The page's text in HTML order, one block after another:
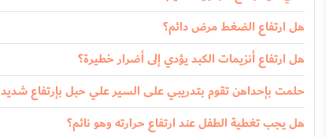
هل ارتفاع الضغط مرض دائم؟
هل ارتفاع أنزيمات الكبد يؤدي إلى أضرار خطيرة؟
حلمت بإحداهن تقوم بتدريبي على السير علي حبل بإرتفاع شديد
هل يجب تغطية الطفل عند ارتفاع حرارته وهو نائم؟